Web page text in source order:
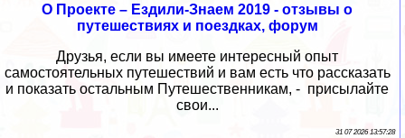
О Проекте – Ездили-Знаем 2019 - отзывы о
путешествиях и поездках, форум
Друзья, если вы имеете интересный опыт
самостоятельных путешествий и вам есть что рассказать
и показать остальным Путешественникам, - присылайте
свои...
31 07 2026 13:57:28